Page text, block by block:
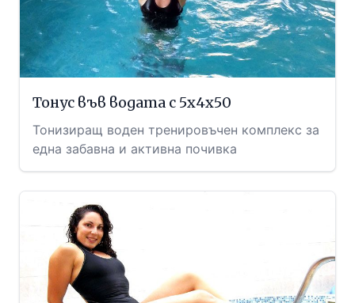
Тонус във водата с 5х4х50
Тонизиращ воден тренировъчен комплекс за
една забавна и активна почивка